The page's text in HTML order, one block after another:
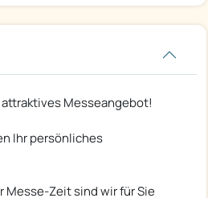
Messeangebot!
Ihr persönliches
Messe-Zeit sind wir für Sie